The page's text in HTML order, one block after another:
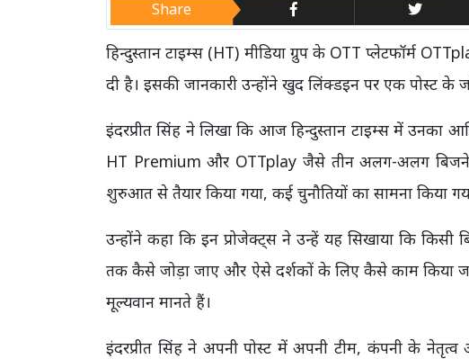
Share
हिन्दुस्तान टाइम्स (HT) मीडिया ग्रुप के OTT प्लेटफॉर्म
दी है। इसकी जानकारी उन्होंने खुद लिंक्डइन पर एक पोस्ट के
इंदरप्रीत सिंह ने लिखा कि आज हिन्दुस्तान टाइम्स में उनका
HT Premium और OTTplay जैसे तीन अलग-अलग बिजनेस
शुरुआत से तैयार किया गया, कई चुनौतियों का सामना किया
उन्होंने कहा कि इन प्रोजेक्ट्स ने उन्हें यह सिखाया कि
तक कैसे जोड़ा जाए और ऐसे दर्शकों के लिए कैसे काम किया
मूल्यवान मानते हैं।
इंदरप्रीत सिंह ने अपनी पोस्ट में अपनी टीम, कंपनी के